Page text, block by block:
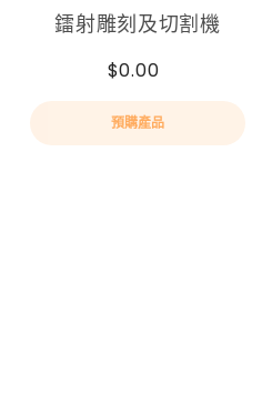
鐳射雕刻及切割機
$0.00
預購產品